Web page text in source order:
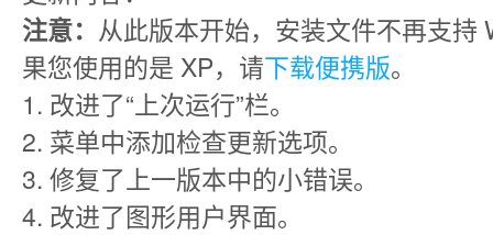
注意： 从此版本开始，安装文件不再支持
果您使用的是 XP，请下载便携版。
1. 改进了“上次运行”栏。
2. 菜单中添加检查更新选项。
3. 修复了上一版本中的小错误。
4. 改进了图形用户界面。